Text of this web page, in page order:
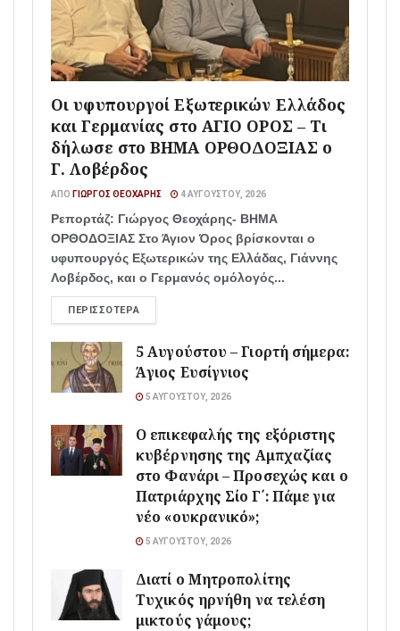
Οι υφυπουργοί Εξωτερικών Ελλάδος
και Γερμανίας στο ΑΓΙΟ ΟΡΟΣ – Τι
δήλωσε στο ΒΗΜΑ ΟΡΘΟΔΟΞΙΑΣ ο
Γ. Λοβέρδος
ΑΠΌ ΓΙΏΡΓΟΣ ΘΕΟΧΆΡΗΣ 4 ΑΥΓΟΎΣΤΟΥ, 2026
Ρεπορτάζ: Γιώργος Θεοχάρης- ΒΗΜΑ
ΟΡΘΟΔΟΞΙΑΣ Στο Άγιον Όρος βρίσκονται ο
υφυπουργός Εξωτερικών της Ελλάδας, Γιάννης
Λοβέρδος, και ο Γερμανός ομόλογός...
ΠΕΡΙΣΣΌΤΕΡΑ
5 Αυγούστου – Γιορτή σήμερα:
Άγιος Ευσίγνιος
5 ΑΥΓΟΎΣΤΟΥ, 2026
Ο επικεφαλής της εξόριστης
κυβέρνησης της Αμπχαζίας
στο Φανάρι – Προσεχώς και ο
Πατριάρχης Σίο Γ΄: Πάμε για
νέο «ουκρανικό»;
5 ΑΥΓΟΎΣΤΟΥ, 2026
Διατί ο Μητροπολίτης
Τυχικός ηρνήθη να τελέση
μικτούς γάμους;